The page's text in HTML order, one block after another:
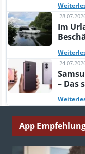
Im
– Das
App